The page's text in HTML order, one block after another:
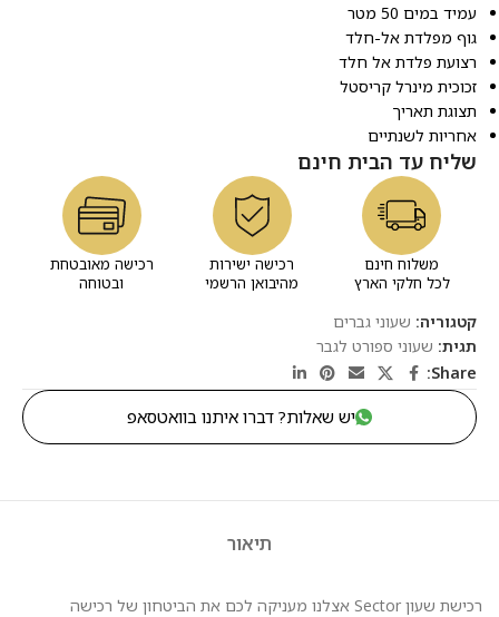
עמיד במים 50 מטר
גוף מפלדת אל-חלד
רצועת פלדת אל חלד
זכוכית מינרל קריסטל
תצוגת תאריך
אחריות לשנתיים
שליח עד הבית חינם
משלוח חינם
לכל חלקי הארץ
רכישה ישירות
מהיבואן הרשמי
רכישה מאובטחת
ובטוחה
קטגוריה: שעוני גברים
תגית: שעוני ספורט לגבר
Share:
יש שאלות? דברו איתנו בוואטסאפ
תיאור
רכישת שעון Sector אצלנו מעניקה לכם את הביטחון של רכישה